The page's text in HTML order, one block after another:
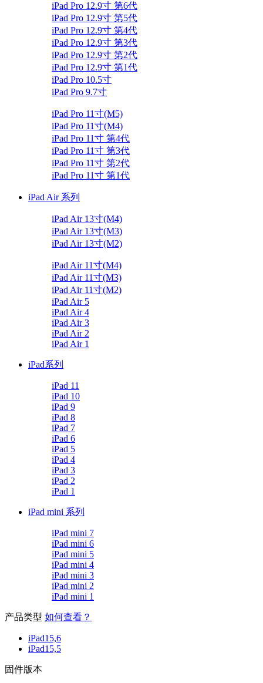
iPad Pro 12.9寸 第6代
iPad Pro 12.9寸 第5代
iPad Pro 12.9寸 第4代
iPad Pro 12.9寸 第3代
iPad Pro 12.9寸 第2代
iPad Pro 12.9寸 第1代
iPad Pro 10.5寸
iPad Pro 9.7寸
iPad Pro 11寸(M5)
iPad Pro 11寸(M4)
iPad Pro 11寸 第4代
iPad Pro 11寸 第3代
iPad Pro 11寸 第2代
iPad Pro 11寸 第1代
iPad Air 系列
iPad Air 13寸(M4)
iPad Air 13寸(M3)
iPad Air 13寸(M2)
iPad Air 11寸(M4)
iPad Air 11寸(M3)
iPad Air 11寸(M2)
iPad Air 5
iPad Air 4
iPad Air 3
iPad Air 2
iPad Air 1
iPad系列
iPad 11
iPad 10
iPad 9
iPad 8
iPad 7
iPad 6
iPad 5
iPad 4
iPad 3
iPad 2
iPad 1
iPad mini 系列
iPad mini 7
iPad mini 6
iPad mini 5
iPad mini 4
iPad mini 3
iPad mini 2
iPad mini 1
产品类型 如何查看？
iPad15,6
iPad15,5
固件版本